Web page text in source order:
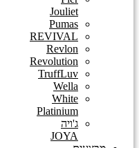
Jouliet
Pumas
REVIVAL
Revlon
Revolution
TruffLuv
Wella
White
Platinium
ג'ויה
JOYA